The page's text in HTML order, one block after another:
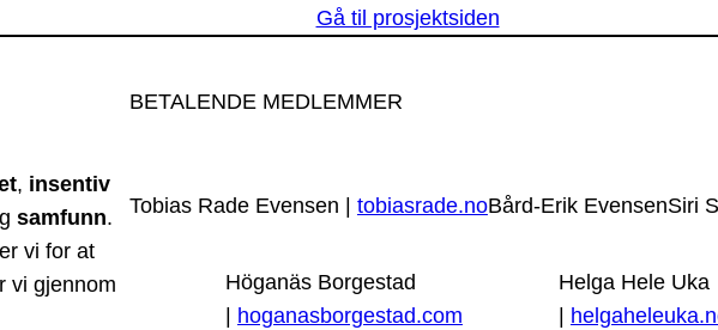
Gå til prosjektsiden
, insentiv
samfunn.
vi for at
vi gjennom
BETALENDE MEDLEMMER
Tobias Rade Evensen | tobiasrade.noBård-Erik EvensenSiri
Höganäs Borgestad
hoganasborgestad.com
Helga Hele Uka